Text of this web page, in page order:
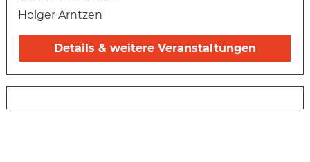
Holger Arntzen
Details & weitere Veranstaltungen